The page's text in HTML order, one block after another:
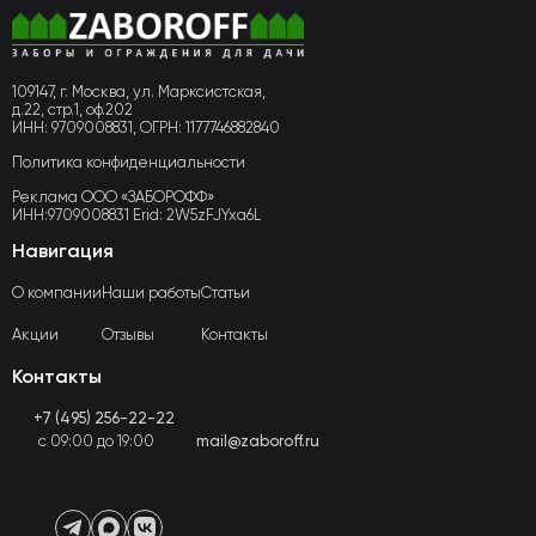
109147, г. Москва, ул. Марксистская,
д.22, стр.1, оф.202
ИНН: 9709008831, ОГРН: 1177746882840
Политика конфиденциальности
Реклама ООО «ЗАБОРОФФ»
ИНН:9709008831 Erid: 2W5zFJYxa6L
Навигация
О компании
Акции
Наши работы
Отзывы
Статьи
Контакты
Контакты
+7 (495) 256-22-22
с 09:00 до 19:00
mail@zaboroff.ru